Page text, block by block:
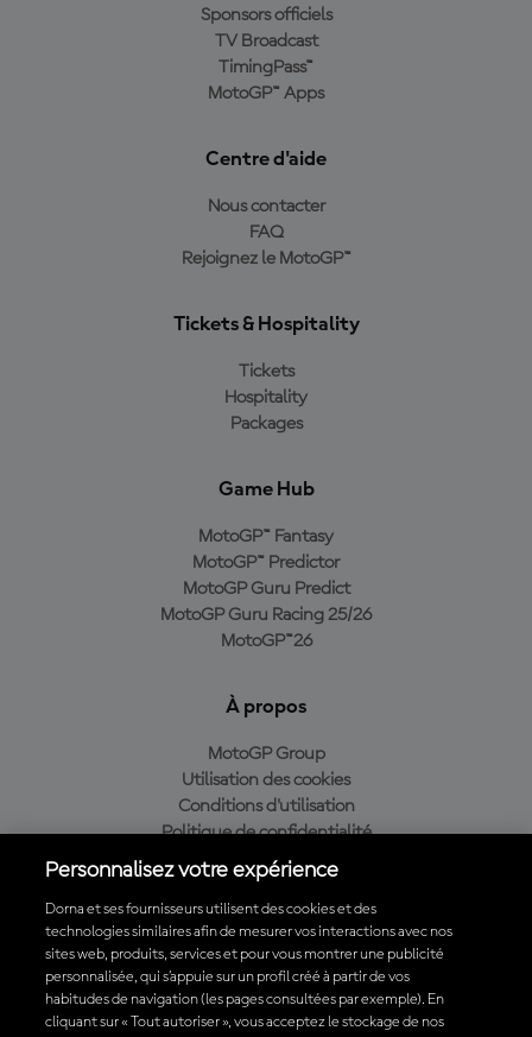
Sponsors officiels
TV Broadcast
TimingPass™
MotoGP™ Apps
Centre d'aide
Nous contacter
FAQ
Rejoignez le MotoGP™
Tickets & Hospitality
Tickets
Hospitality
Packages
Game Hub
MotoGP™ Fantasy
MotoGP™ Predictor
MotoGP Guru Predict
MotoGP Guru Racing 25/26
MotoGP™26
À propos
MotoGP Group
Utilisation des cookies
Conditions d'utilisation
Politique de confidentialité
Politique d’achat
Télécharger l'appli officielle du MotoGP™
Personnalisez votre expérience
Dorna et ses fournisseurs utilisent des cookies et des
technologies similaires afin de mesurer vos interactions avec nos
sites web, produits, services et pour vous montrer une publicité
personnalisée, qui s’appuie sur un profil créé à partir de vos
habitudes de navigation (les pages consultées par exemple). En
cliquant sur « Tout autoriser », vous acceptez le stockage de nos